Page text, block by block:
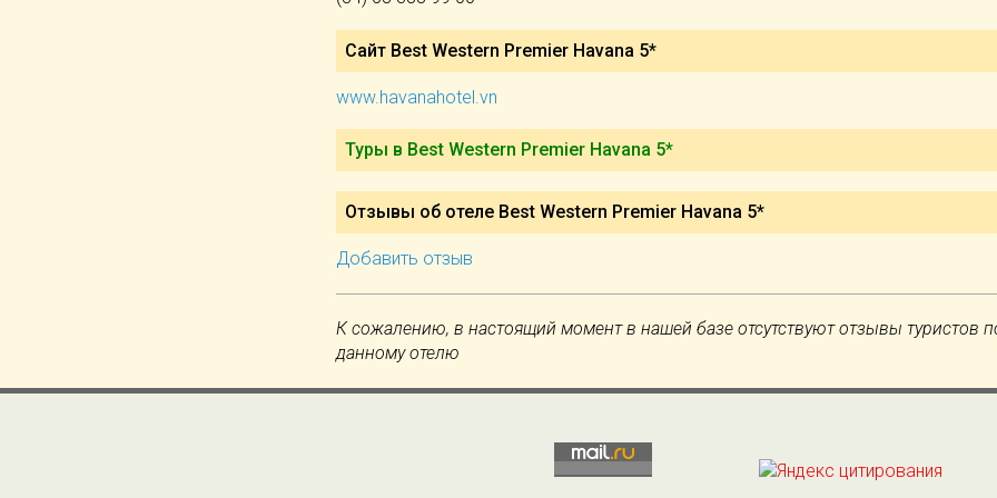
Сайт Best Western Premier Havana 5*
www.havanahotel.vn
Туры в Best Western Premier Havana 5*
Отзывы об отеле Best Western Premier Havana 5*
Добавить отзыв
К сожалению, в настоящий момент в нашей базе отсутствуют отзывы туристов
данному отелю